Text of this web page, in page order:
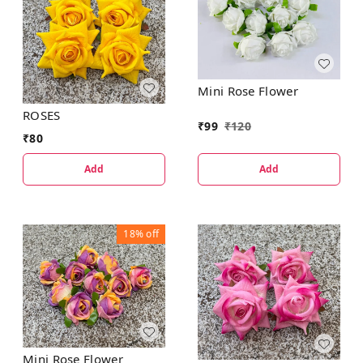
ROSES
₹80
Add
Mini Rose Flower
₹99 ₹120
Add
18%off
Mini Rose Flower